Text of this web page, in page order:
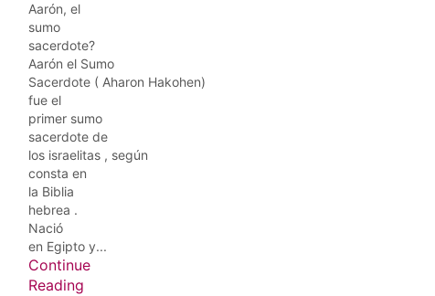
Aarón, el
sumo
sacerdote?
Aarón el Sumo
Sacerdote ( Aharon Hakohen)
fue el
primer sumo
sacerdote de
los israelitas , según
consta en
la Biblia
hebrea .
Nació
en Egipto y...
Continue
Reading